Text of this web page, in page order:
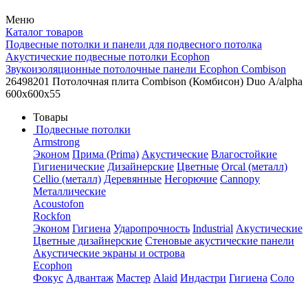
Меню
Каталог товаров
Подвесные потолки и панели для подвесного потолка
Акустические подвесные потолки Ecophon
Звукоизоляционные потолочные панели Ecophon Combison
26498201 Потолочная плита Combison (Комбисон) Duo А/alpha
600x600x55
Товары
Подвесные потолки
Armstrong
Эконом Прима (Prima) Акустические Влагостойкие
Гигиенические Дизайнерские Цветные Orcal (металл)
Cellio (металл) Деревянные Негорючие Cannopy
Металлические
Acoustofon
Rockfon
Эконом Гигиена Ударопрочность Industrial Акустические
Цветные дизайнерские Стеновые акустические панели
Акустические экраны и острова
Ecophon
Фокус Адвантаж Мастер Alaid Индастри Гигиена Соло